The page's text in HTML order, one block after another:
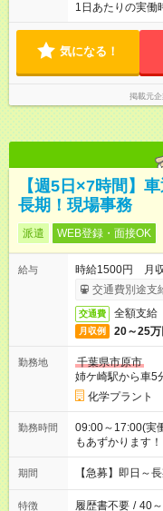
1日あたりの実働
8:00～12:00 ☆週
気になる！
掲載元企
【週5日×7時間】
長期！現場事務
派遣 WEB登録・面接OK
給与
時給1500円 月
交通費別途支
交通費 全額支給
月収例 20～25万
勤務地
千葉県市原市
姉ケ崎駅から車5
化学プラント
勤務時間
09:00～17:00(実
もあずかります！
期間 【急募】即日～
特徴 履歴書不要 / 40